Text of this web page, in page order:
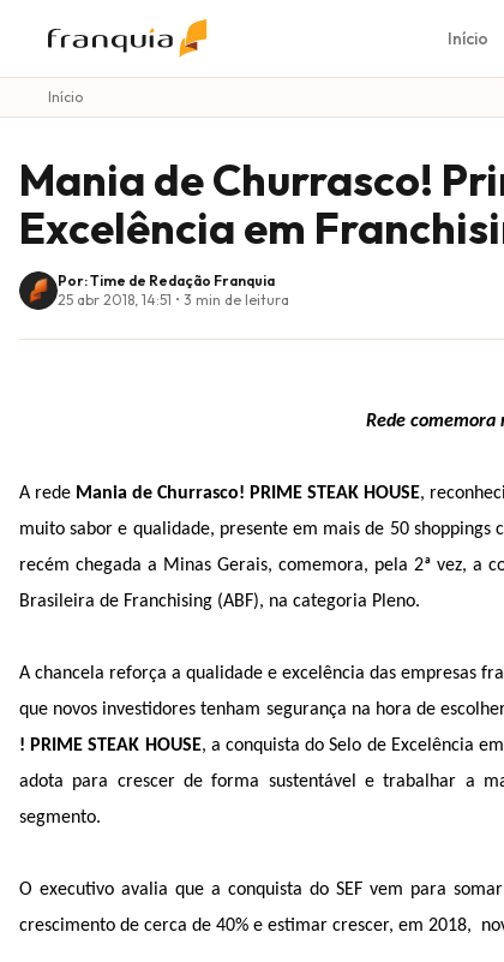
Início
Início
Mania de Churrasco!
Excelência em
Por: Time de Redação Franquia
25 abr 2018, 14:51 • 3 min de leitura
Rede comemora
A rede Mania de Churrasco! PRIME STEAK HOUSE,
muito sabor e qualidade, presente em mais de 50 shoppings
recém chegada a Minas Gerais, comemora, pela 2ª vez, a
Brasileira de Franchising (ABF), na categoria Pleno.
A chancela reforça a qualidade e excelência das empresas
que novos investidores tenham segurança na hora de
! PRIME STEAK HOUSE, a conquista do Selo de Excelência
adota para crescer de forma sustentável e trabalhar a
segmento.
O executivo avalia que a conquista do SEF vem para
crescimento de cerca de 40% e estimar crescer, em 2018,